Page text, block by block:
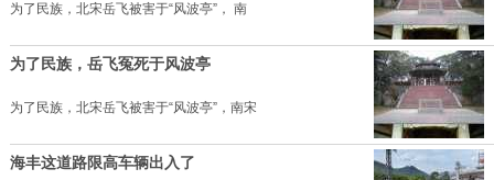
为了民族，北宋岳飞被害于“风波亭”， 南
为了民族，岳飞冤死于风波亭
为了民族，北宋岳飞被害于“风波亭”，南宋
海丰这道路限高车辆出入了